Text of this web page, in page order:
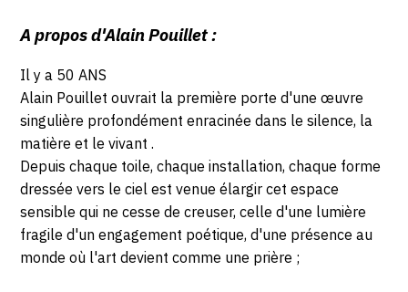
A propos d'Alain Pouillet :
Il y a 50 ANS
Alain Pouillet ouvrait la première porte d'une œuvre
singulière profondément enracinée dans le silence, la
matière et le vivant .
Depuis chaque toile, chaque installation, chaque forme
dressée vers le ciel est venue élargir cet espace
sensible qui ne cesse de creuser, celle d'une lumière
fragile d'un engagement poétique, d'une présence au
monde où l'art devient comme une prière ;